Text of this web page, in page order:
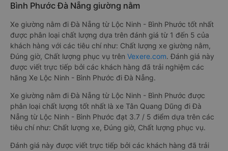
Bình Phước Đà Nẵng giường nằm
Xe giường nằm đi Đà Nẵng từ Lộc Ninh - Bình Phước tốt nhất
được phân loại chất lượng dựa trên đánh giá từ 1 đến 5 của
khách hàng với các tiêu chí như: Chất lượng xe giường nằm,
Đúng giờ, Chất lượng phục vụ trên Vexere.com. Đánh giá này
được viết trực tiếp bởi các khách hàng đã trải nghiệm các
hãng Xe Lộc Ninh - Bình Phước đi Đà Nẵng.
Xe giường nằm đi Đà Nẵng từ Lộc Ninh - Bình Phước được
phân loại chất lượng tốt nhất là xe Tân Quang Dũng đi Đà
Nẵng từ Lộc Ninh - Bình Phước đạt 3.7 / 5 điểm dựa trên các
tiêu chí như: Chất lượng xe, Đúng giờ, Chất lượng phục vụ.
Đánh giá này được viết trực tiếp bởi các khách hàng đã trải